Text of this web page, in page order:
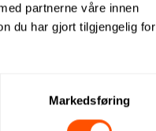
partnerne våre innen
du har gjort tilgjengelig for
Markedsføring